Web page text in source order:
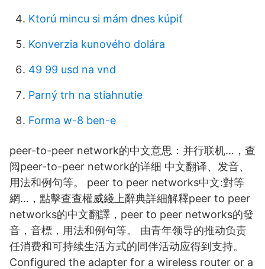
Ktorú mincu si mám dnes kúpiť
Konverzia kunového dolára
49 99 usd na vnd
Parný trh na stiahnutie
Forma w-8 ben-e
peer-to-peer network的中文意思：并行联机…，查
阅peer-to-peer network的详细 中文翻译、发音、
用法和例句等。 peer to peer networks中文:對等
網…，點擊查查權威綫上辭典詳細解釋peer to peer
networks的中文翻譯，peer to peer networks的發
音，音標，用法和例句等。 由青年领导的推动负责
任消费和可持续生活方式的同伴活动应得到支持。
Configured the adapter for a wireless router or a